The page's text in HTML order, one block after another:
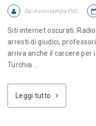
Da:Assostampa FVG
Siti internet oscurati.
arresti di giudici,
arriva anche il carcere per
Turchia ...
Leggi tutto